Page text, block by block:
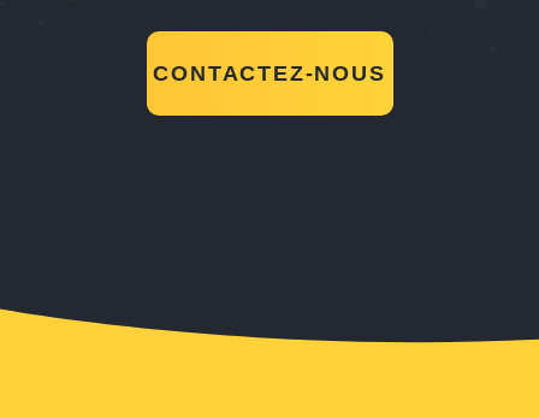
CONTACTEZ-NOUS